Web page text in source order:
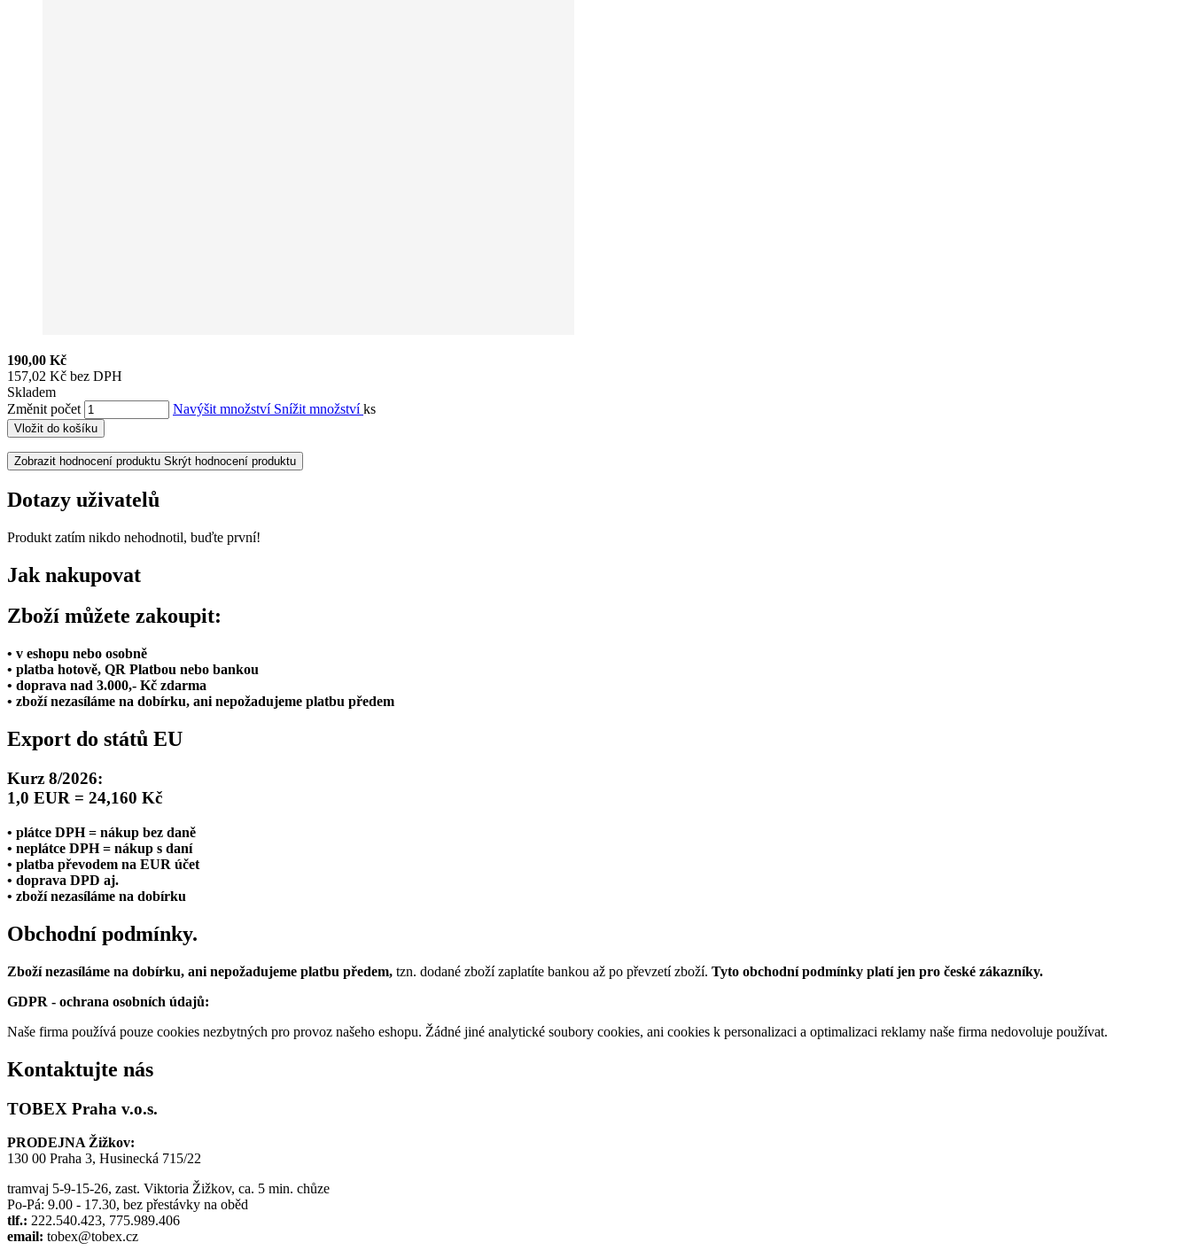
190,00 Kč
157,02 Kč bez DPH
Skladem
Změnit počet
Navýšit množství Snížit množstvíks
Vložit do košíku
Zobrazit hodnocení produktu Skrýt hodnocení produktu
Dotazy uživatelů
Produkt zatím nikdo nehodnotil, buďte první!
Jak nakupovat
Zboží můžete zakoupit:
• v eshopu nebo osobně
• platba hotově, QR Platbou nebo bankou
• doprava nad 3.000,- Kč zdarma
• zboží nezasíláme na dobírku, ani nepožadujeme platbu předem
Export do států EU
Kurz 8/2026:
1,0 EUR = 24,160 Kč
• plátce DPH = nákup bez daně
• neplátce DPH = nákup s daní
• platba převodem na EUR účet
• doprava DPD aj.
• zboží nezasíláme na dobírku
Obchodní podmínky.
Zboží nezasíláme na dobírku, ani nepožadujeme platbu předem, tzn. dodané zboží zaplatíte bankou až po převzetí zboží. Tyto obchodní podmínky platí jen pro české zákazníky.
GDPR - ochrana osobních údajů:
Naše firma používá pouze cookies nezbytných pro provoz našeho eshopu. Žádné jiné analytické soubory cookies, ani cookies k personalizaci a optimalizaci reklamy naše firma nedovoluje používat.
Kontaktujte nás
TOBEX Praha v.o.s.
PRODEJNA Žižkov:
130 00 Praha 3, Husinecká 715/22
tramvaj 5-9-15-26, zast. Viktoria Žižkov, ca. 5 min. chůze
Po-Pá: 9.00 - 17.30, bez přestávky na oběd
tlf.: 222.540.423, 775.989.406
email: tobex@tobex.cz